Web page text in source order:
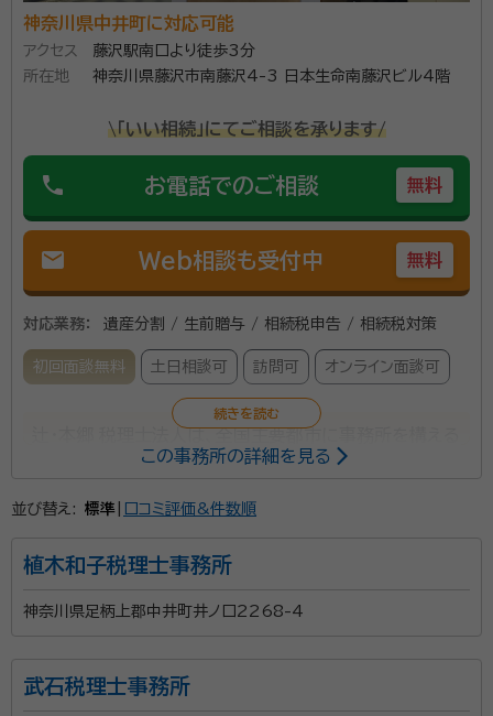
神奈川県中井町に対応可能
アクセス
藤沢駅南口より徒歩3分
所在地
神奈川県藤沢市南藤沢4-3 日本生命南藤沢ビル4階
\「いい相続」にてご相談を承ります/
phone お電話でのご相談 無料
mail Web相談も受付中 無料
対応業務： 遺産分割 / 生前贈与 / 相続税申告 / 相続税対策
初回面談無料 土日相談可 訪問可 オンライン面談可
税理士事務所です。2025年度の相続税申告の実績は
感じている方でも安心して相談できるよう、親身なサポ
めに、小さなお悩みやご事情まできめ細かく配慮してい
この事務所の詳細を見る
並び替え: 標準 口コミ評価&件数順
植木和子税理士事務所
神奈川県足柄上郡中井町井ノ口2268-4
武石税理士事務所